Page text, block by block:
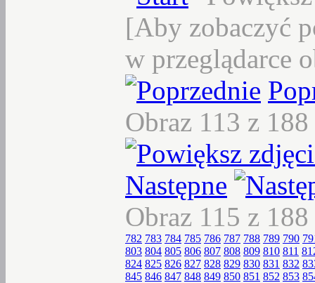
[Aby zobaczyć
w przeglądarce
Obraz 113 z
Następne
Obraz 115 z
782 783 784 785 786 787 788 789 790
803 804 805 806 807 808 809 810 811
824 825 826 827 828 829 830 831 832
845 846 847 848 849 850 851 852 853